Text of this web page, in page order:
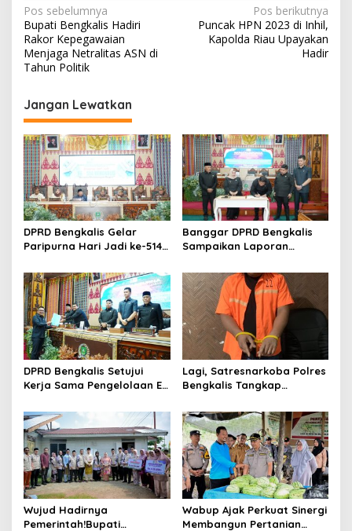
N
a
v
i
g
a
s
i
p
o
s
Pos sebelumnya
Bupati Bengkalis Hadiri
Rakor Kepegawaian
Menjaga Netralitas ASN di
Tahun Politik
Pos berikutnya
Puncak HPN 2023 di Inhil,
Kapolda Riau Upayakan
Hadir
Jangan Lewatkan
DPRD Bengkalis Gelar
Paripurna Hari Jadi ke-514
Semangat Membangun
Negeri Junjungan.
Banggar DPRD Bengkalis
Sampaikan Laporan
Pertanggungjawaban
Pelaksanaan APBD Tahun
Anggaran 2025
DPRD Bengkalis Setujui
Kerja Sama Pengelolaan E-
Sungai Selari.
Lagi, Satresnarkoba Polres
Bengkalis Tangkap
Air
Wujud Hadirnya
Pemerintah!Bupati
Wabup Ajak Perkuat Sinergi
Membangun Pertanian